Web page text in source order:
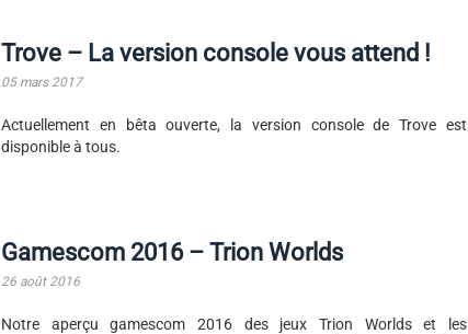
Trove – La version console vous attend !
05 mars 2017
Actuellement en bêta ouverte, la version console de Trove est
disponible à tous.
Gamescom 2016 – Trion Worlds
26 août 2016
Notre aperçu gamescom 2016 des jeux Trion Worlds et les